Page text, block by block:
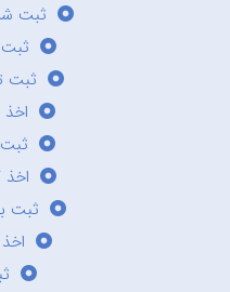
ثبت
ثبت
اخذ
ثبت